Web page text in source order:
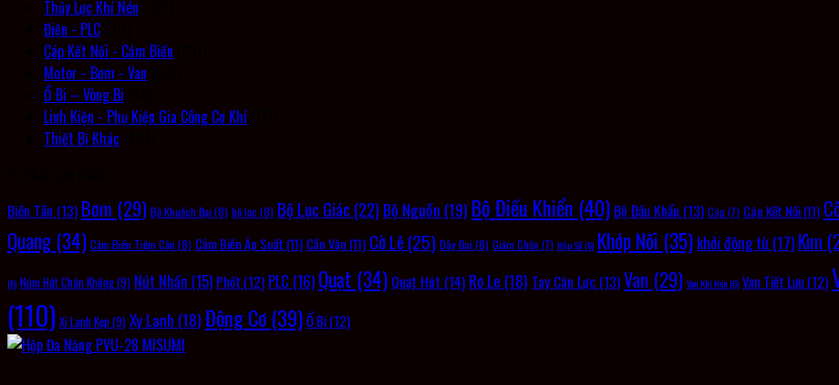
Thủy Lực Khí Nén
Điện - PLC
Cáp Kết Nối - Cảm Biến
Motor - Bơm - Van
Ổ Bi – Vòng Bi
Linh Kiện - Phụ Kiện Gia Công Cơ Khí
Thiết Bị Khác
Biến Tần (13) Bơm (29) Bộ Khuếch Đại (8) bộ lọc (8) Bộ Lục Giác (22) Bộ Nguồn (19) Bộ Điều Khiển (40) Bộ Đầu Khẩu (13) Cáp (7) Cáp Kết Nối(11)
Quang (34) Cảm Biến Tiệm Cận (8) Cảm Biến Áp Suất (11) Cần Vặn (11) Cờ Lê (25) Dây Đai (8) Giảm Chấn (7) Hộp Số(6) Khớp Nối (35) khởi động từ (17) Kìm
(6) Núm Hút Chân Không(9) Nút Nhấn (15) Phốt (12) PLC (16) Quạt (34) Quạt Hút (14) Rơ Le (18) Tay Cân Lực (13)Van (29) Van Khí Nén(6) Van Tiết Lưu (12)
(110) Xi Lanh Kẹp (9) Xy Lanh (18)Động Cơ (39)Ổ Bi(12)